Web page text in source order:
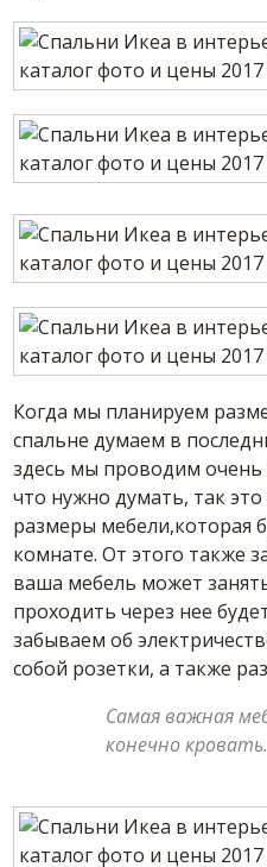
Когда мы планируем
спальне думаем в
здесь мы проводим
что нужно думать, так
размеры мебели,которая
комнате. От этого также
ваша мебель может
проходить через нее
забываем об
собой розетки, а также
Самая важная
конечно кровать.